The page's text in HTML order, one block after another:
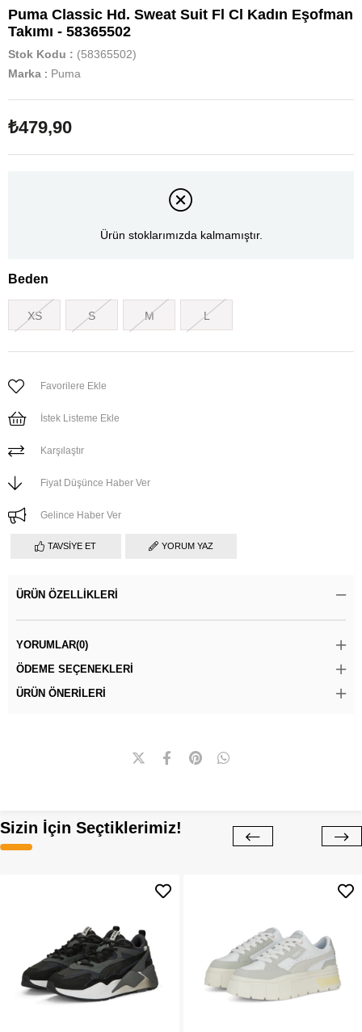
Puma Classic Hd. Sweat Suit Fl Cl Kadın Eşofman
Takımı - 58365502
Stok Kodu
(58365502)
Marka : Puma
₺479,90
Ürün stoklarımızda kalmamıştır.
Beden
XS S M L
Favorilere Ekle
İstek Listeme Ekle
Karşılaştır
Fiyat Düşünce Haber Ver
Gelince Haber Ver
TAVSIYE ET YORUM YAZ
ÜRÜN ÖZELLIKLERI
YORUMLAR(0)
ÖDEME SEÇENEKLERI
ÜRÜN ÖNERILERI
Sizin İçin Seçtiklerimiz!